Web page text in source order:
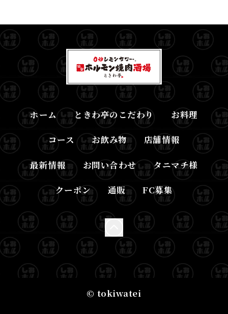
ホーム ときわ亭のこだわり お料理
コース お飲み物 店舗情報
最新情報 お問い合わせ タニマチ様
クーポン 通販 FC募集
© tokiwatei